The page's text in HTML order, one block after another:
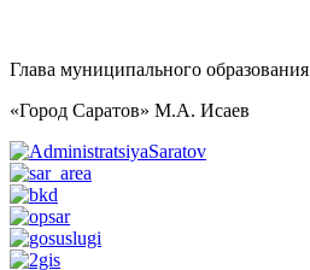
Глава муниципального образования
«Город Саратов» М.А. Исаев